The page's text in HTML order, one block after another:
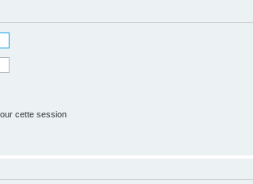
cette session